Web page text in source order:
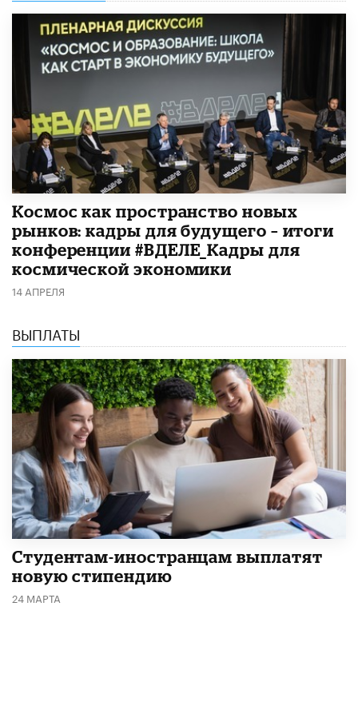
Космос как пространство новых
рынков: кадры для будущего – итоги
конференции #ВДЕЛЕ_Кадры для
космической экономики
14 АПРЕЛЯ
ВЫПЛАТЫ
Студентам-иностранцам выплатят
новую стипендию
24 МАРТА